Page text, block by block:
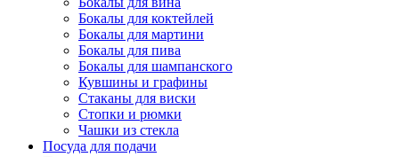
Бокалы для коктейлей
Бокалы для мартини
Бокалы для пива
Бокалы для шампанского
Кувшины и графины
Стаканы для виски
Стопки и рюмки
Чашки из стекла
Посуда для подачи